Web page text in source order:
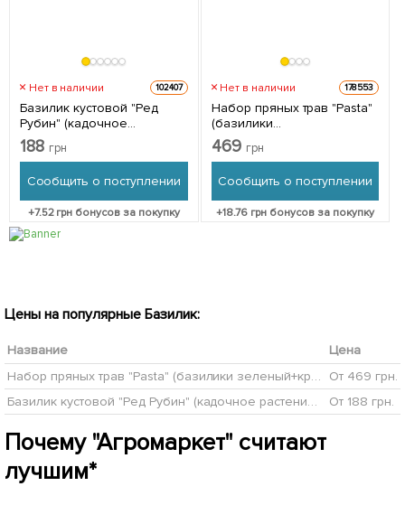
Нет в наличии 102407
Базилик кустовой "Ред
Рубин" (кадочное
растение,
высокодекоративный куст)
188 грн
Сообщить о поступлении
+7.52грн бонусов за покупку
Нет в наличии 178553
Набор пряных трав "Pasta"
(базилики
зеленый+красный+орегано)
469 грн
Сообщить о поступлении
+18.76 грн бонусов за покупку
Цены на популярные Базилик:
Название
Цена
Набор пряных трав "Pasta" (базилики зеленый+красный+орегано) вазон С2
От 469 грн.
Базилик кустовой "Ред Рубин" (кадочное растение, высокодекоративный куст)
От 188 грн.
Почему "Агромаркет" считают
лучшим*